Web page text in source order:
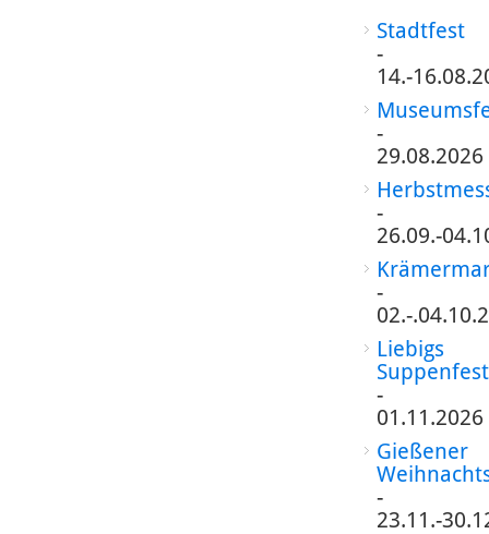
Stadtfest
-
14.-
-
29.08.2026
-
26.09.-
-
02.-
Liebigs
Suppenfest
-
01.11.2026
Gießener
-
23.11.-